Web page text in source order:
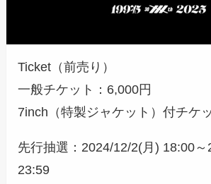
Ticket（前売り）
一般チケット：6,000円
7inch（特製ジャケット）付チケ
先行抽選：2024/12/2(月) 18:00
23:59